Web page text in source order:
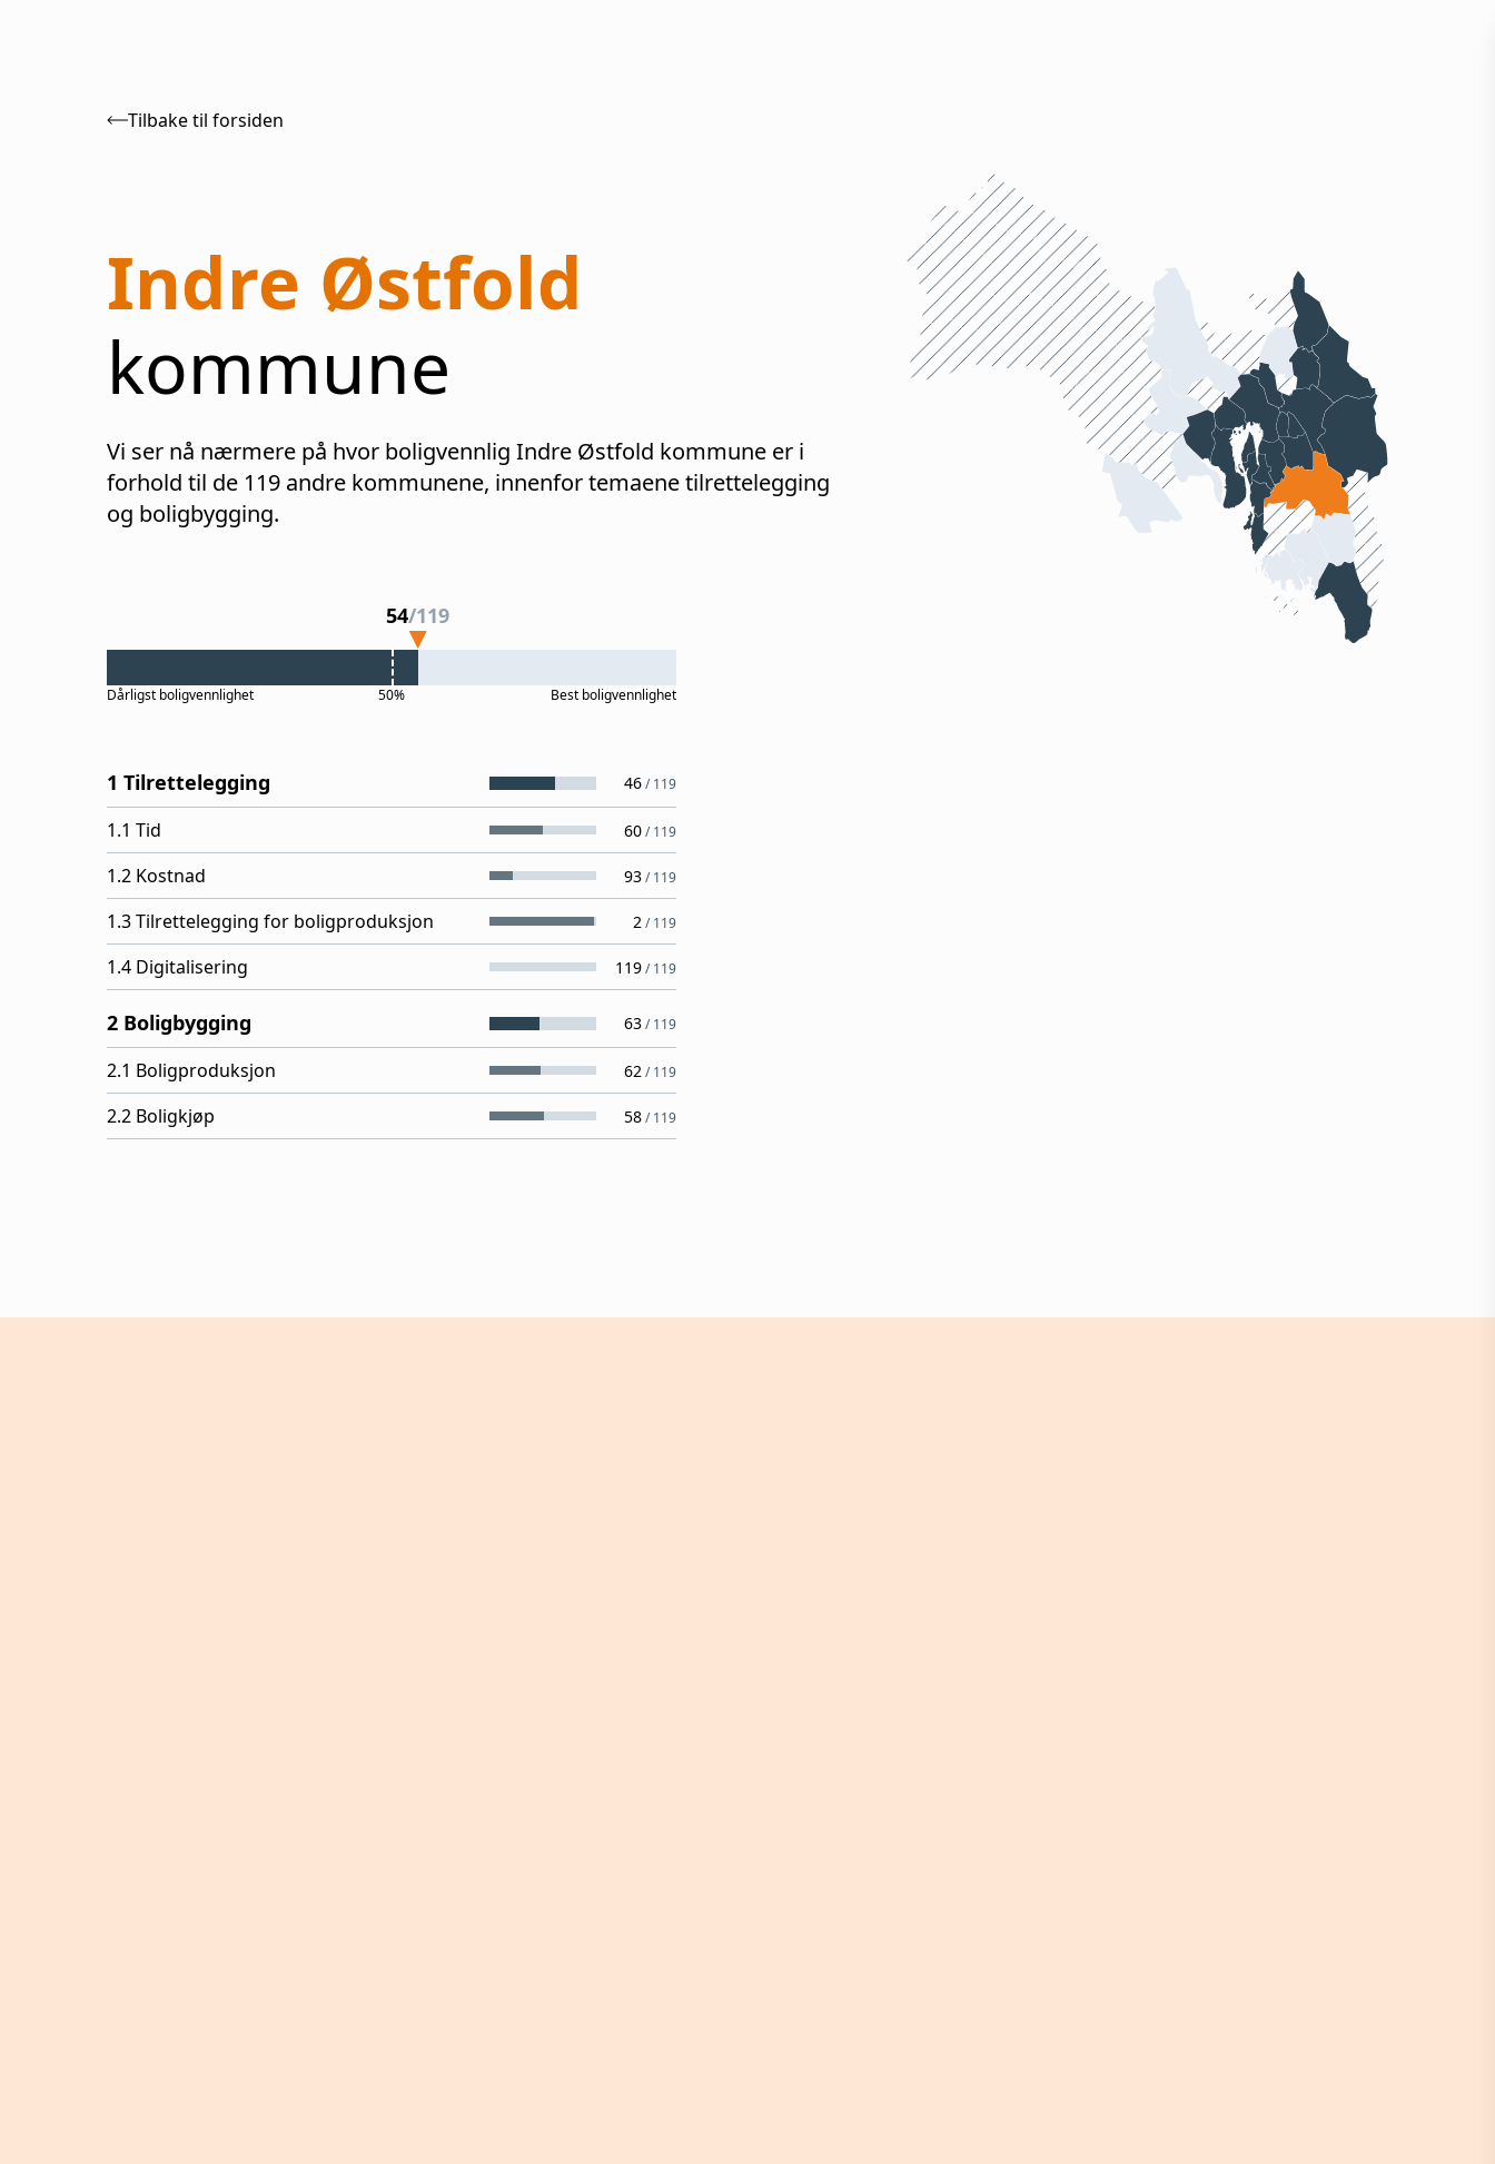
Tilbake til forsiden
Indre Østfold
kommune
Vi ser nå nærmere på hvor boligvennlig Indre Østfold kommune er i
forhold til de 119 andre kommunene, innenfor temaene tilrettelegging
og boligbygging.
54/119
Dårligst boligvennlighet 50% Best boligvennlighet
1 Tilrettelegging 46/119
1.1 Tid 60/119
1.2 Kostnad 93/119
1.3 Tilrettelegging for boligproduksjon 2 /119
1.4 Digitalisering 119/119
2 Boligbygging 63/119
2.1 Boligproduksjon 62 /119
2.2 Boligkjøp 58/119